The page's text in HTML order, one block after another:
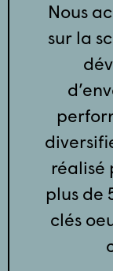
Nous
sur la
réalisé
plus de
clés